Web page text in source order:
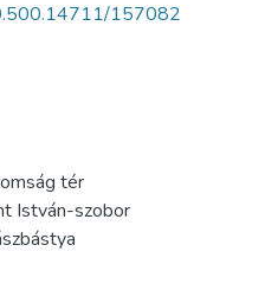
157082
tér
István-szobor